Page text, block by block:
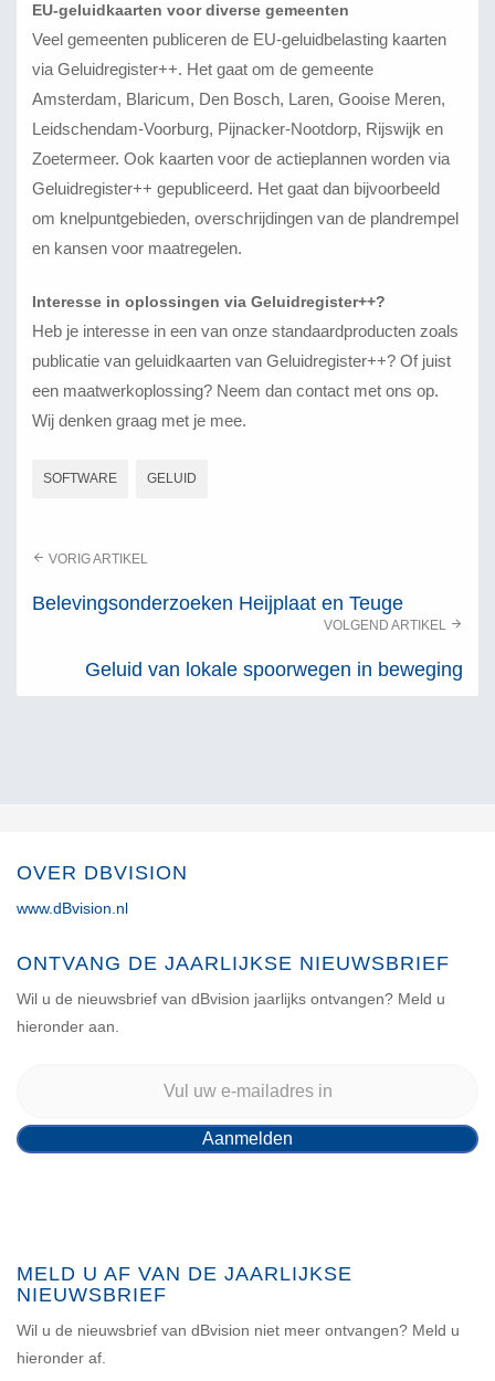
EU-geluidkaarten voor diverse gemeenten
Veel gemeenten publiceren de EU-geluidbelasting kaarten
via Geluidregister++. Het gaat om de gemeente
Amsterdam, Blaricum, Den Bosch, Laren, Gooise Meren,
Leidschendam-Voorburg, Pijnacker-Nootdorp, Rijswijk en
Zoetermeer. Ook kaarten voor de actieplannen worden via
Geluidregister++ gepubliceerd. Het gaat dan bijvoorbeeld
om knelpuntgebieden, overschrijdingen van de plandrempel
en kansen voor maatregelen.
Interesse in oplossingen via Geluidregister++?
Heb je interesse in een van onze standaardproducten zoals
publicatie van geluidkaarten van Geluidregister++? Of juist
een maatwerkoplossing? Neem dan contact met ons op.
Wij denken graag met je mee.
SOFTWARE GELUID
VORIG ARTIKEL
Belevingsonderzoeken Heijplaat en Teuge
VOLGEND ARTIKEL
Geluid van lokale spoorwegen in beweging
OVER DBVISION
www.dBvision.nl
ONTVANG DE JAARLIJKSE NIEUWSBRIEF
Wil u de nieuwsbrief van dBvision jaarlijks ontvangen? Meld u
hieronder aan.
MELD U AF VAN DE JAARLIJKSE
NIEUWSBRIEF
Wil u de nieuwsbrief van dBvision niet meer ontvangen? Meld u
hieronder af.